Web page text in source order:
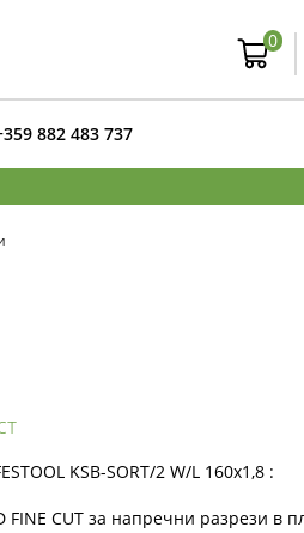
0
882 483 737
KSB-SORT/2 W/L 160x1,8 :
FINE CUT за напречни разрези в